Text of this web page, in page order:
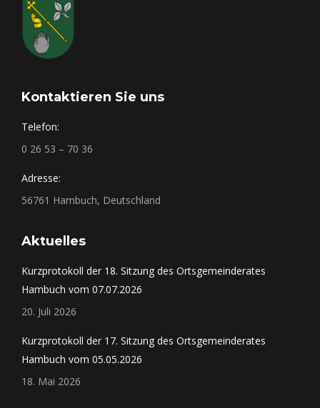
Kontaktieren Sie uns
Telefon:
0 26 53 – 70 36
Adresse:
56761 Hambuch, Deutschland
Aktuelles
Kurzprotokoll der 18. Sitzung des Ortsgemeinderates
Hambuch vom 07.07.2026
20. Juli 2026
Kurzprotokoll der 17. Sitzung des Ortsgemeinderates
Hambuch vom 05.05.2026
18. Mai 2026